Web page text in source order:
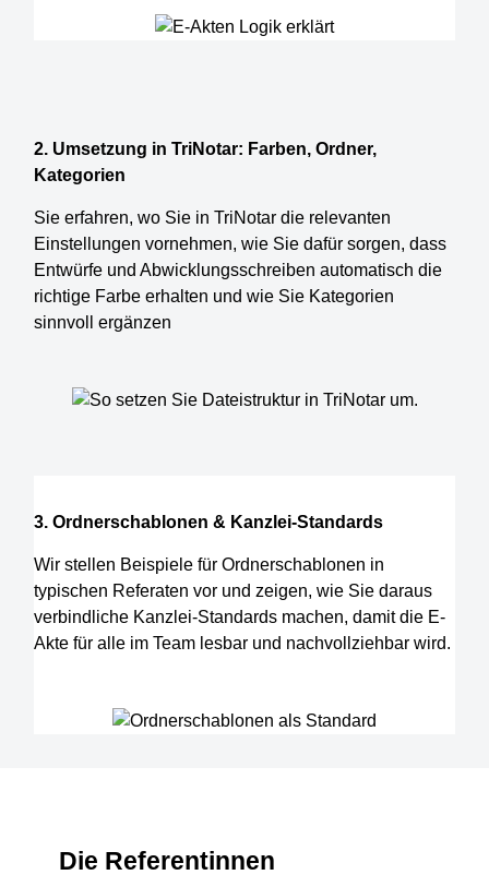
2. Umsetzung in TriNotar: Farben, Ordner,
Kategorien
Sie erfahren, wo Sie in TriNotar die relevanten
Einstellungen vornehmen, wie Sie dafür sorgen, dass
Entwürfe und Abwicklungsschreiben automatisch die
richtige Farbe erhalten und wie Sie Kategorien
sinnvoll ergänzen
3. Ordnerschablonen & Kanzlei-Standards
Wir stellen Beispiele für Ordnerschablonen in
typischen Referaten vor und zeigen, wie Sie daraus
verbindliche Kanzlei-Standards machen, damit die E-
Akte für alle im Team lesbar und nachvollziehbar wird.
Die Referentinnen